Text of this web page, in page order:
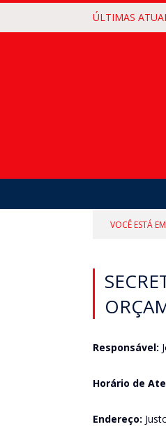
ÚLTIMAS
VOCÊ ESTÁ
Responsável:
Horário de
Endereço: